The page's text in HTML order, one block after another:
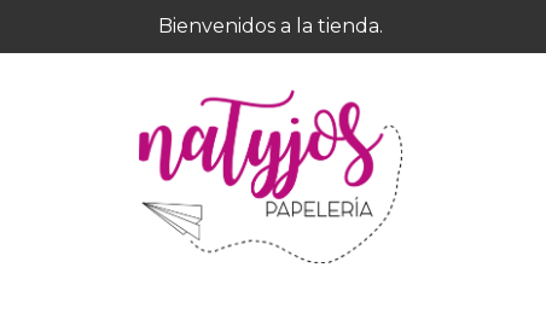
Bienvenidos a la tienda.